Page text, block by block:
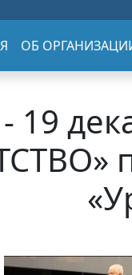
ОБ
19